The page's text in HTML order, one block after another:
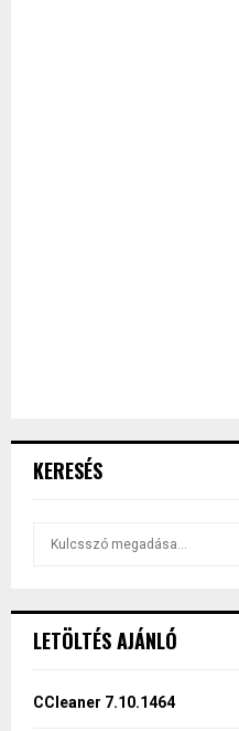
KERESÉS
h
o
LETÖLTÉS AJÁNLÓ
CCleaner 7.10.1464